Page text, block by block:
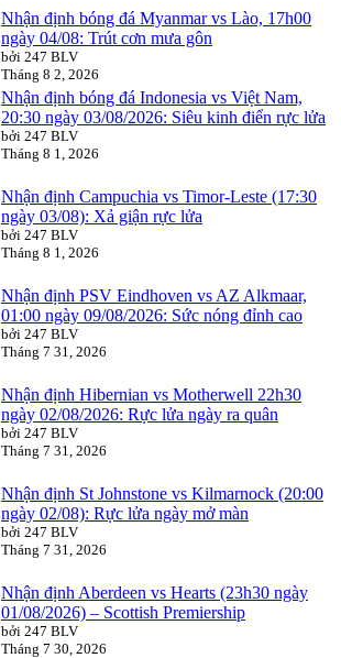
Nhận định bóng đá Myanmar vs Lào, 17h00
ngày 04/08: Trút cơn mưa gôn
bởi 247 BLV
Tháng 8 2, 2026
Nhận định bóng đá Indonesia vs Việt Nam,
20:30 ngày 03/08/2026: Siêu kinh điển rực lửa
bởi 247 BLV
Tháng 8 1, 2026
Nhận định Campuchia vs Timor-Leste (17:30
ngày 03/08): Xả giận rực lửa
bởi 247 BLV
Tháng 8 1, 2026
Nhận định PSV Eindhoven vs AZ Alkmaar,
01:00 ngày 09/08/2026: Sức nóng đỉnh cao
bởi 247 BLV
Tháng 7 31, 2026
Nhận định Hibernian vs Motherwell 22h30
ngày 02/08/2026: Rực lửa ngày ra quân
bởi 247 BLV
Tháng 7 31, 2026
Nhận định St Johnstone vs Kilmarnock (20:00
ngày 02/08): Rực lửa ngày mở màn
bởi 247 BLV
Tháng 7 31, 2026
Nhận định Aberdeen vs Hearts (23h30 ngày
01/08/2026) – Scottish Premiership
bởi 247 BLV
Tháng 7 30, 2026